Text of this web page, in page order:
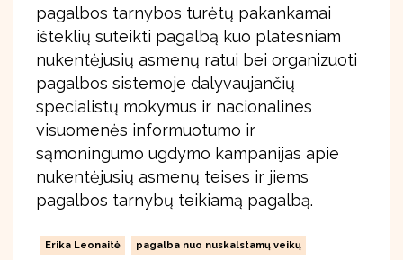
pagalbos tarnybos turėtų pakankamai
išteklių suteikti pagalbą kuo platesniam
nukentėjusių asmenų ratui bei organizuoti
pagalbos sistemoje dalyvaujančių
specialistų mokymus ir nacionalines
visuomenės informuotumo ir
sąmoningumo ugdymo kampanijas apie
nukentėjusių asmenų teises ir jiems
pagalbos tarnybų teikiamą pagalbą.
Erika Leonaitė pagalba nuo nuskalstamų veikų